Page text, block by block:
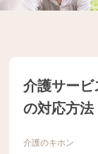
介護サー
の対応方法
介護のキホン